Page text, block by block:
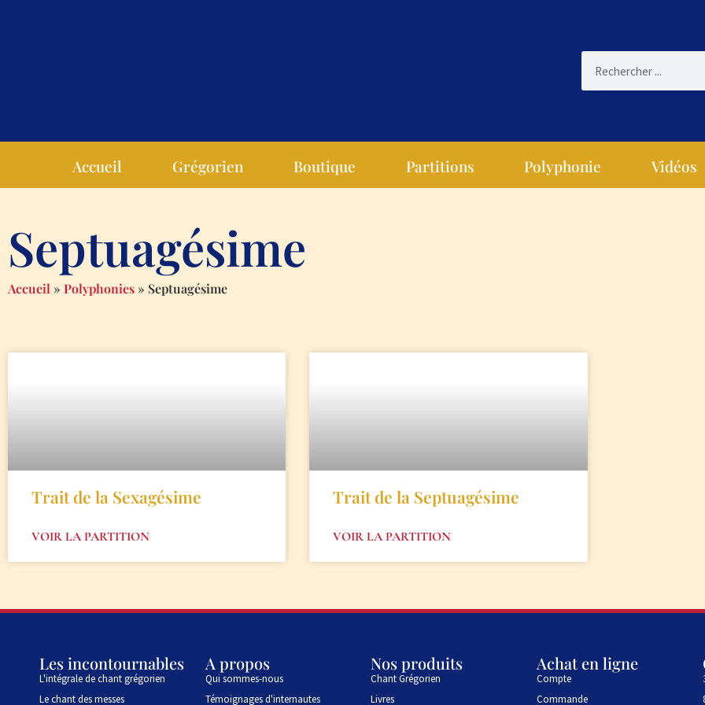
Accueil Grégorien Boutique Partitions Polyphonie Vidéos
Septuagésime
Accueil » Polyphonies » Septuagésime
Trait de la Sexagésime
VOIR LA PARTITION
Trait de la Septuagésime
VOIR LA PARTITION
Les incontournables
L'intégrale de chant grégorien
Le chant des messes
A propos
Qui sommes-nous
Témoignages d'internautes
Nos produits
Chant Grégorien
Livres
Achat en ligne
Compte
Commande